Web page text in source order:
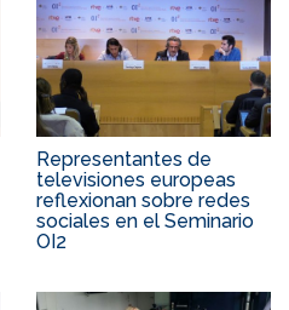
Representantes de
televisiones europeas
reflexionan sobre redes
sociales en el Seminario
OI2